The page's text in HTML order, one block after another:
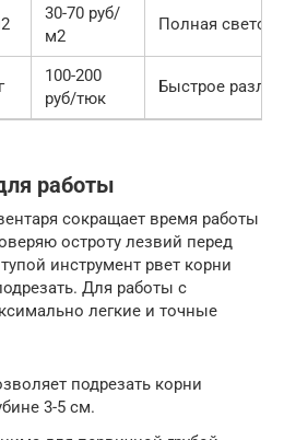
30-70 руб/
м2
Полная
100-200
руб/тюк
Быстрое
работы
сокращает время работы
остроту лезвий перед
инструмент рвет корни
Для работы с
легкие и точные
подрезать корни
3-5 см.